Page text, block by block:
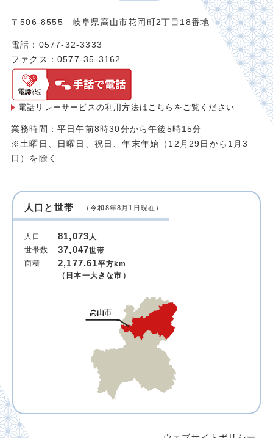
〒506-8555 岐阜県高山市花岡町2丁目18番地
電話：0577-32-3333
ファクス：0577-35-3162
電話リレーサービスの利用方法は こちらをご覧ください
業務時間：平日午前8時30分から午後5時15分
※土曜日、日曜日、祝日、年末年始（12月29日から1月3
日）を除く
人口と世帯 （令和8年8月1日現在）
人口 81,073人
世帯数
37,047世帯
面積
2,177.61平方km
（日本一大きな市）